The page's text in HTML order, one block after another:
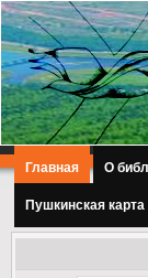
Главная О
Пушкинская карта